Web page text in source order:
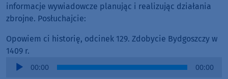
informacje wywiadowcze planując i realizując działania
zbrojne. Posłuchajcie:
Opowiem ci historię, odcinek 129. Zdobycie Bydgoszczy w
1409 r.
Audio
00:00 00:00